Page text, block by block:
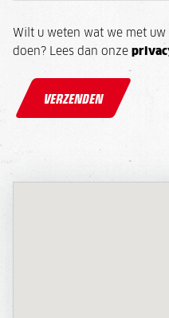
Wilt u weten wat we met
doen? Lees dan onze
VERZENDEN